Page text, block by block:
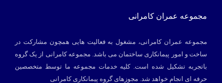
مجموعه عمران کامرانی، مشغول به فعالیت هایی همچون مشارکت در
ساخت و امور پیمانکاری ساختمان می باشد. مجموعه کامرانی از یک گروه
باتجربه تشکیل شده است. کلیه خدمات مجموعه ما توسط متخصصین
حرفه ای انجام خواهد شد. مجوزهای گروه پیمانکاری کامرانی